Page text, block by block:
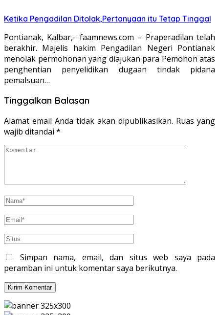
Ketika Pengadilan Ditolak,Pertanyaan itu Tetap Tinggal
Pontianak, Kalbar,- faamnews.com – Praperadilan telah
berakhir. Majelis hakim Pengadilan Negeri Pontianak
menolak permohonan yang diajukan para Pemohon atas
penghentian penyelidikan dugaan tindak pidana
pemalsuan…
Tinggalkan Balasan
Alamat email Anda tidak akan dipublikasikan. Ruas yang
wajib ditandai *
Simpan nama, email, dan situs web saya pada
peramban ini untuk komentar saya berikutnya.